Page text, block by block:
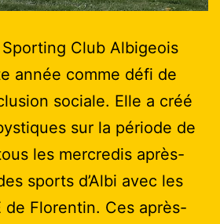
Sporting Club Albigeois
année comme défi de
sociale. Elle a créé
sur la période de
les mercredis après-
sports d’Albi avec les
de Florentin. Ces après-